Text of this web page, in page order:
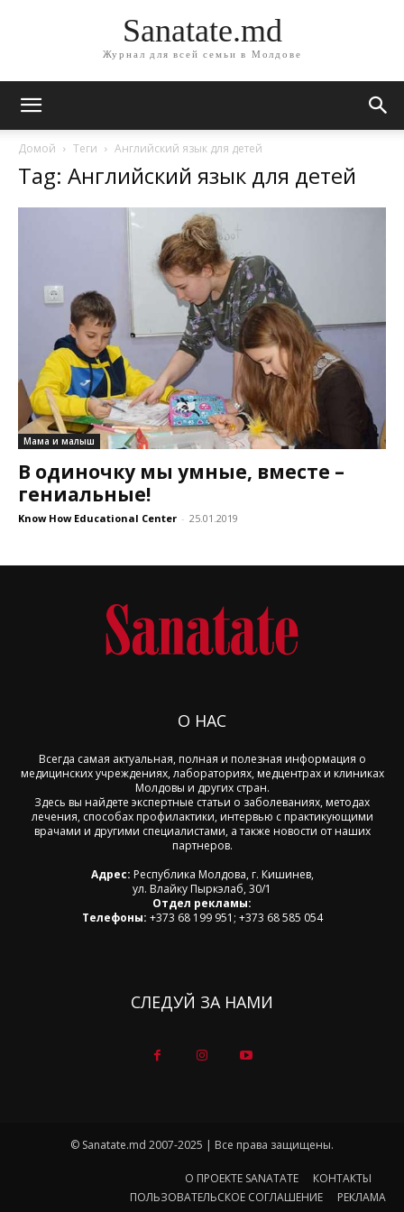
Sanatate.md
Журнал для всей семьи в Молдове
Домой Теги Английский язык для детей
Tag: Английский язык для детей
Мама и малыш
В одиночку мы умные, вместе –
гениальные!
Know How Educational Center - 25.01.2019
О НАС
Всегда самая актуальная, полная и полезная информация о
медицинских учреждениях, лабораториях, медцентрах и клиниках
Молдовы и других стран.
Здесь вы найдете экспертные статьи о заболеваниях, методах
лечения, способах профилактики, интервью с практикующими
врачами и другими специалистами, а также новости от наших
партнеров.
Адрес: Республика Молдова, г. Кишинев,
ул. Влайку Пыркэлаб, 30/1
Отдел рекламы:
Телефоны: +373 68 199 951; +373 68 585 054
СЛЕДУЙ ЗА НАМИ
© Sanatate.md 2007-2025 | Все права защищены.
О ПРОЕКТЕ SANATATE
КОНТАКТЫ
ПОЛЬЗОВАТЕЛЬСКОЕ СОГЛАШЕНИЕ
РЕКЛАМА